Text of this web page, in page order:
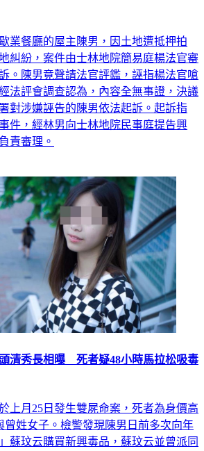
業餐廳的屋主陳男，因土地遭抵押拍
糾紛，案件由士林地院簡易庭楊法官審
。陳男竟聲請法官評鑑，誣指楊法官嗆
法評會調查認為，內容全無事證，決議
對涉嫌誣告的陳男依法起訴。起訴指
件，經林男向士林地院民事庭提告興
責審理。
清秀長相曝 死者疑48小時馬拉松吸毒
上月25日發生雙屍命案，死者為身價高
曾姓女子。檢警發現陳男日前多次向年
蘇玟云購買新興毒品，蘇玟云並曾派同